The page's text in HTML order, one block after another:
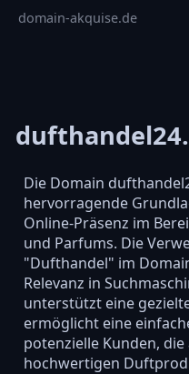
domain-akquise.de
Die Domain
hervorragende
Online-Präsenz im
und Parfums. Die
"Dufthandel" im
Relevanz in
unterstützt eine
ermöglicht eine
potenzielle Kunden,
hochwertigen